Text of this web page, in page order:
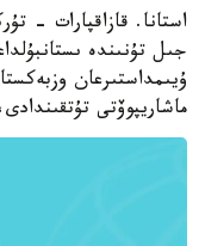
استانا. قازاقپارات -
جىل تۇنىندە
ۇيىمداستىرعان
ماشاريپوۆتى